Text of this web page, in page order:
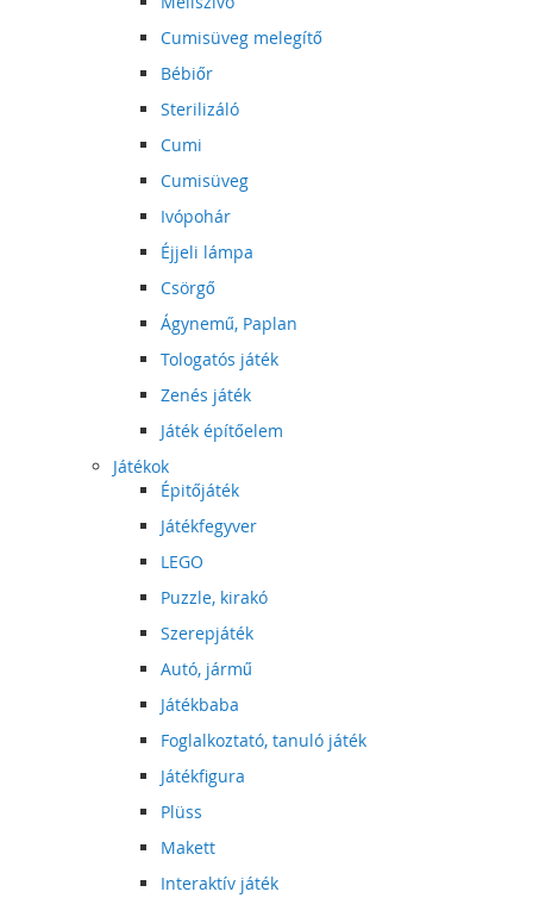
Cumisüveg melegítő
Bébiőr
Sterilizáló
Cumi
Cumisüveg
Ivópohár
Éjjeli lámpa
Csörgő
Ágynemű, Paplan
Tologatós játék
Zenés játék
Játék építőelem
Játékok
Épitőjáték
Játékfegyver
LEGO
Puzzle, kirakó
Szerepjáték
Autó, jármű
Játékbaba
Foglalkoztató, tanuló játék
Játékfigura
Plüss
Makett
Interaktív játék